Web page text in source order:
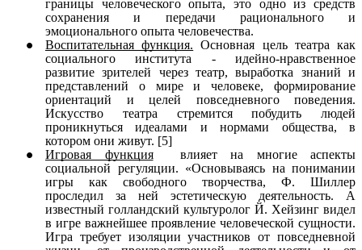
границы человеческого опыта, это одно из средств
сохранения и передачи рационального и
эмоционального опыта человечества.
Воспитательная функция. Основная цель театра как
социального института - идейно-нравственное
развитие зрителей через театр, выработка знаний и
представлений о мире и человеке, формирование
ориентаций и целей повседневного поведения.
Искусство театра стремится побудить людей
проникнуться идеалами и нормами общества, в
котором они живут. [5]
Игровая функциявлияет на многие аспекты
социальной регуляции. «Основываясь на понимании
игры как свободного творчества, Ф. Шиллер
проследил за ней эстетическую деятельность. А
известный голландский культуролог Й. Хейзинг видел
в игре важнейшее проявление человеческой сущности.
Игра требует изоляции участников от повседневной